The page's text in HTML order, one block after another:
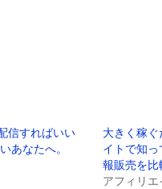
信すればいい
あなたへ。
大きく稼
イトで知
報販売を比
アフィリ